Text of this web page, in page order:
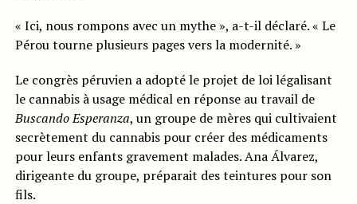
« Ici, nous rompons avec un mythe », a-t-il déclaré. « Le
Pérou tourne plusieurs pages vers la modernité. »
Le congrès péruvien a adopté le projet de loi légalisant
le cannabis à usage médical en réponse au travail de
Buscando Esperanza, un groupe de mères qui cultivaient
secrètement du cannabis pour créer des médicaments
pour leurs enfants gravement malades. Ana Álvarez,
dirigeante du groupe, préparait des teintures pour son
fils.